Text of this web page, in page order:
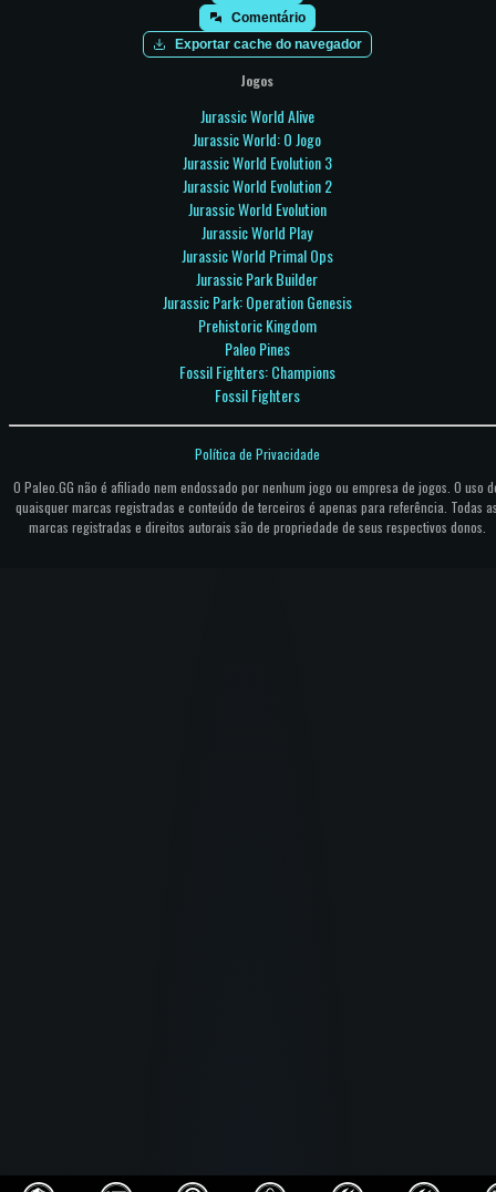
Comentário
Exportar cache do navegador
Jogos
Jurassic World Alive
Jurassic World: O Jogo
Jurassic World Evolution 3
Jurassic World Evolution 2
Jurassic World Evolution
Jurassic World Play
Jurassic World Primal Ops
Jurassic Park Builder
Jurassic Park: Operation Genesis
Prehistoric Kingdom
Paleo Pines
Fossil Fighters: Champions
Fossil Fighters
O Paleo.GG não é afiliado nem endossado por nenhum jogo ou empresa de jogos. O uso
quaisquer marcas registradas e conteúdo de terceiros é apenas para referência. Todas
marcas registradas e direitos autorais são de propriedade de seus respectivos donos.
Política de Privacidade